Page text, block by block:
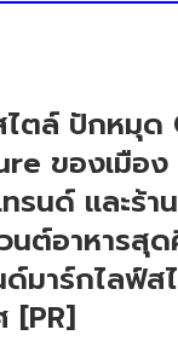
ไตล์ ปักหมุ
ของเมือ
รนด์ และร้า
นต์อาหารสุ
มาร์กไลฟ์ส
[PR]